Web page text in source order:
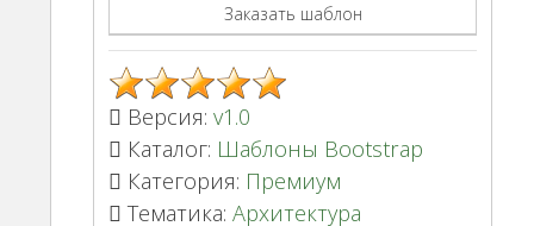
Заказать шаблон
Версия: v1.0
Каталог: Шаблоны Bootstrap
Категория: Премиум
Тематика: Архитектура